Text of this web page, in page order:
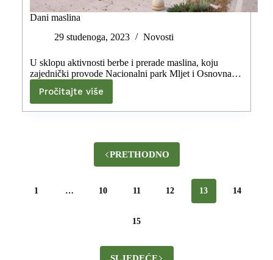
Dani maslina
29 studenoga, 2023
Novosti
U sklopu aktivnosti berbe i prerade maslina, koju
zajednički provode Nacionalni park Mljet i Osnovna…
Pročitajte više
PRETHODNO
1 … 10 11 12 13 14
15